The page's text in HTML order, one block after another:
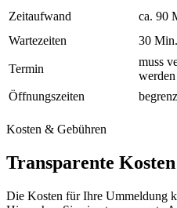
Zeitaufwand
ca. 90
Wartezeiten
30
Termin
muss
werden
Öffnungszeiten
Kosten & Gebühren
Transparente Kosten
Die Kosten für Ihre Ummeldung